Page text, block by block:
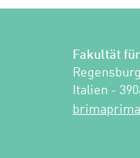
Fakultät
Italien -